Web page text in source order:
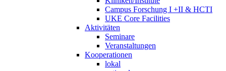
Campus Forschung I +II & HCTI
UKE Core Facilities
Aktivitäten
Seminare
Veranstaltungen
Kooperationen
lokal